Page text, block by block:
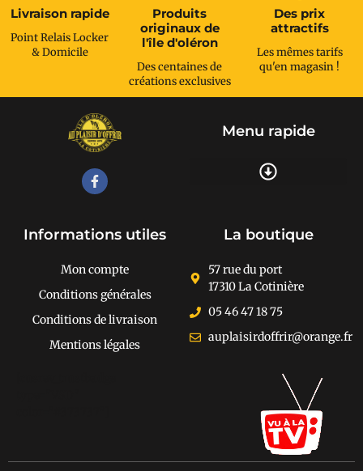
Livraison rapide
Point Relais Locker
& Domicile
Produits
originaux de
l'île d'oléron
Des centaines de
créations exclusives
Des prix
attractifs
Les mêmes tarifs
qu'en magasin !
Menu rapide
Informations utiles
Mon compte
Conditions générales
Conditions de livraison
Mentions légales
La boutique
57 rue du port
17310 La Cotinière
05 46 47 18 75
auplaisirdoffrir@orange.fr